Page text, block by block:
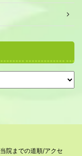
当院までの道順/アクセ